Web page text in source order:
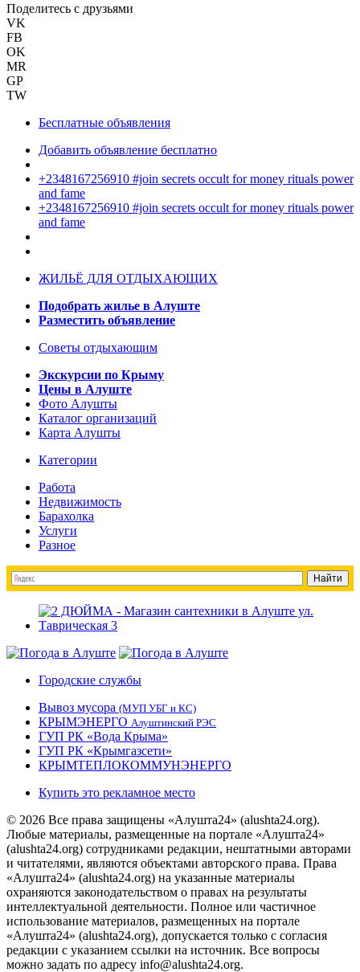
Поделитесь с друзьями
VK
FB
OK
MR
GP
TW
Бесплатные объявления
Добавить объявление бесплатно
+2348167256910 #join secrets occult for money rituals power
and fame
+2348167256910 #join secrets occult for money rituals power
and fame
ЖИЛЬЁ ДЛЯ ОТДЫХАЮЩИХ
Подобрать жилье в Алуште
Разместить объявление
Советы отдыхающим
Экскурсии по Крыму
Цены в Алуште
Фото Алушты
Каталог организаций
Карта Алушты
Категории
Работа
Недвижимость
Барахолка
Услуги
Разное
Городские службы
Вывоз мусора (МУП УБГ и КС)
КРЫМЭНЕРГО Алуштинский РЭС
ГУП РК «Вода Крыма»
ГУП РК «Крымгазсети»
КРЫМТЕПЛОКОММУНЭНЕРГО
Купить это рекламное место
© 2026 Все права защищены «Алушта24» (alushta24.org).
Любые материалы, размещенные на портале «Алушта24»
(alushta24.org) сотрудниками редакции, нештатными авторами
и читателями, являются объектами авторского права. Права
«Алушта24» (alushta24.org) на указанные материалы
охраняются законодательством о правах на результаты
интеллектуальной деятельности. Полное или частичное
использование материалов, размещенных на портале
«Алушта24» (alushta24.org), допускается только с согласия
редакции с указанием ссылки на источник. Все вопросы
можно задать по адресу info@alushta24.org.